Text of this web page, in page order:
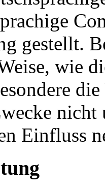
gestellt.
wie
nicht
Einfluss